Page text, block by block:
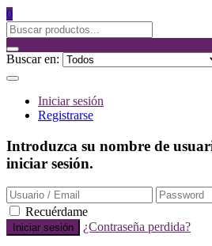
0
Buscar en:
Iniciar sesión
Registrarse
Introduzca su nombre de
iniciar sesión.
Recuérdame
¿Contraseña perdida?